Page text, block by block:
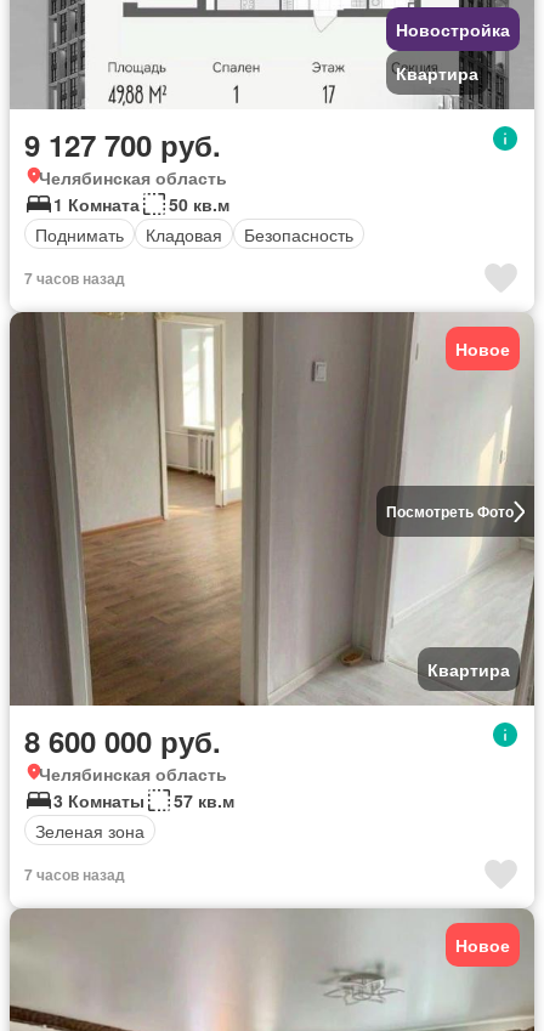
Новостройка
Квартира
9 127 700 руб.
Челябинская область
1 Комната
50 кв.м
Поднимать
Кладовая Безопасность
7 часов назад
Посмотреть Фото
Новое
Квартира
8 600 000 руб.
Челябинская область
3 Комнаты
57 кв.м
Зеленая зона
7 часов назад
Новое